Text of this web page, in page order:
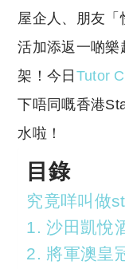
屋企人、朋友「
活加添返一啲樂
架！今日 Tutor
下唔同嘅香港
水啦！
目錄
究竟咩叫做
1. 沙田凱悅
2. 將軍澳皇